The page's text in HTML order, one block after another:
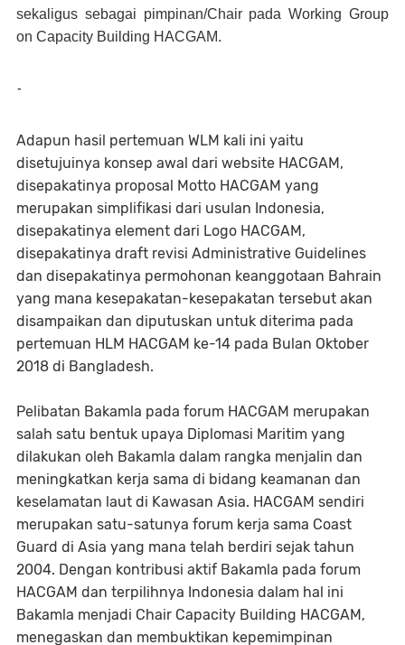
sekaligus sebagai pimpinan/Chair pada Working Group
on Capacity Building HACGAM.
-
Adapun hasil pertemuan WLM kali ini yaitu
disetujuinya konsep awal dari website HACGAM,
disepakatinya proposal Motto HACGAM yang
merupakan simplifikasi dari usulan Indonesia,
disepakatinya element dari Logo HACGAM,
disepakatinya draft revisi Administrative Guidelines
dan disepakatinya permohonan keanggotaan Bahrain
yang mana kesepakatan-kesepakatan tersebut akan
disampaikan dan diputuskan untuk diterima pada
pertemuan HLM HACGAM ke-14 pada Bulan Oktober
2018 di Bangladesh.
Pelibatan Bakamla pada forum HACGAM merupakan
salah satu bentuk upaya Diplomasi Maritim yang
dilakukan oleh Bakamla dalam rangka menjalin dan
meningkatkan kerja sama di bidang keamanan dan
keselamatan laut di Kawasan Asia. HACGAM sendiri
merupakan satu-satunya forum kerja sama Coast
Guard di Asia yang mana telah berdiri sejak tahun
2004. Dengan kontribusi aktif Bakamla pada forum
HACGAM dan terpilihnya Indonesia dalam hal ini
Bakamla menjadi Chair Capacity Building HACGAM,
menegaskan dan membuktikan kepemimpinan